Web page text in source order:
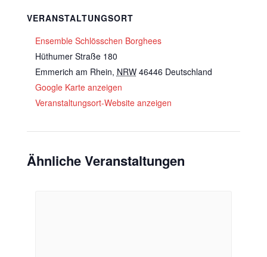
VERANSTALTUNGSORT
Ensemble Schlösschen Borghees
Hüthumer Straße 180
Emmerich am Rhein, NRW 46446 Deutschland
Google Karte anzeigen
Veranstaltungsort-Website anzeigen
Ähnliche Veranstaltungen